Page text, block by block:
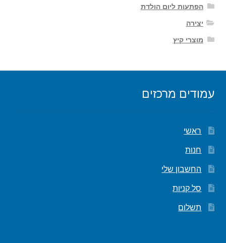
הפתעות ליום הולדת
יצירה
מוצרי קיץ
עמודים מרכזים
ראשי
חנות
החשבון שלי
סל קניות
תשלום